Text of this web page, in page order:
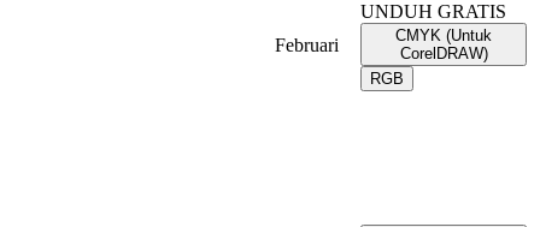
Februari
UNDUH GRATIS
CMYK (Untuk
CorelDRAW)
RGB